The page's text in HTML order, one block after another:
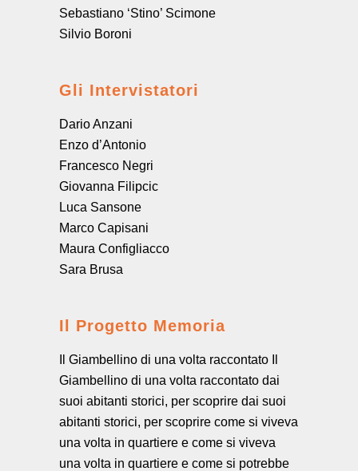
Sebastiano ‘Stino’ Scimone
Silvio Boroni
Gli Intervistatori
Dario Anzani
Enzo d’Antonio
Francesco Negri
Giovanna Filipcic
Luca Sansone
Marco Capisani
Maura Configliacco
Sara Brusa
Il Progetto Memoria
Il Giambellino di una volta raccontato Il
Giambellino di una volta raccontato dai
suoi abitanti storici, per scoprire dai suoi
abitanti storici, per scoprire come si viveva
una volta in quartiere e come si viveva
una volta in quartiere e come si potrebbe